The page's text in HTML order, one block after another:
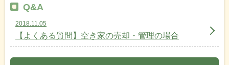
Q&A
2018.11.05
【よくある質問】空き家の売却・管理の場合